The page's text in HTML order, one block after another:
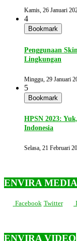
Kamis, 26 Januari
4
Bookmark
Penggunaan
Lingkungan
Minggu, 29 Januari
5
Bookmark
HPSN 2023:
Indonesia
Selasa, 21 Februari
ENVIRA
Facebook Twitter
ENVIRA VIDEO